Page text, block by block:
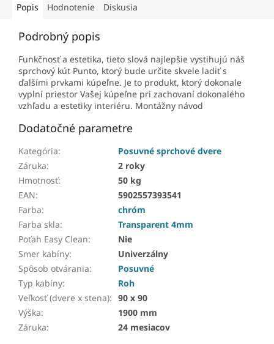
Popis Hodnotenie Diskusia
Podrobný popis
Funkčnosť a estetika, tieto slová najlepšie vystihujú náš
sprchový kút Punto, ktorý bude určite skvele ladiť s
ďalšími prvkami kúpeľne. Je to produkt, ktorý dokonale
vyplní priestor Vašej kúpeľne pri zachovaní dokonalého
vzhľadu a estetiky interiéru. Montážny návod
Dodatočné parametre
Kategória:
Posuvné sprchové dvere
Záruka:
2 roky
Hmotnosť:
50 kg
EAN:
5902557393541
Farba:
chróm
Farba skla:
Transparent 4mm
Poťah Easy Clean:
Nie
Smer kabíny:
Univerzálny
Spôsob otvárania:
Posuvné
Typ kabíny:
Roh
Veľkosť (dvere x stena): 90 x 90
Výška:
1900 mm
Záruka: 24 mesiacov